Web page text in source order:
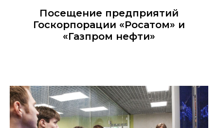
Посещение предприятий
Госкорпорации «Росатом» и
«Газпром нефти»